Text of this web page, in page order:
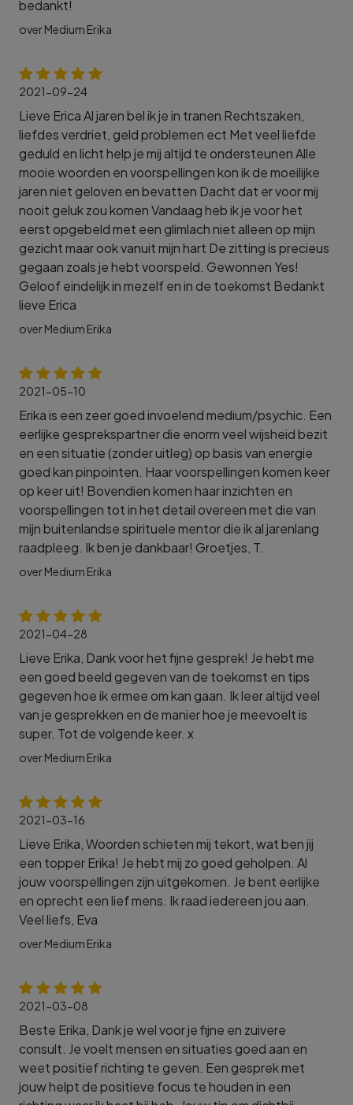
bedankt!
over Medium Erika
2021-09-24
Lieve Erica Al jaren bel ik je in tranen Rechtszaken,
liefdes verdriet, geld problemen ect Met veel liefde
geduld en licht help je mij altijd te ondersteunen Alle
mooie woorden en voorspellingen kon ik de moeilijke
jaren niet geloven en bevatten Dacht dat er voor mij
nooit geluk zou komen Vandaag heb ik je voor het
eerst opgebeld met een glimlach niet alleen op mijn
gezicht maar ook vanuit mijn hart De zitting is precieus
gegaan zoals je hebt voorspeld. Gewonnen Yes!
Geloof eindelijk in mezelf en in de toekomst Bedankt
lieve Erica
over Medium Erika
2021-05-10
Erika is een zeer goed invoelend medium/psychic. Een
eerlijke gesprekspartner die enorm veel wijsheid bezit
en een situatie (zonder uitleg) op basis van energie
goed kan pinpointen. Haar voorspellingen komen keer
op keer uit! Bovendien komen haar inzichten en
voorspellingen tot in het detail overeen met die van
mijn buitenlandse spirituele mentor die ik al jarenlang
raadpleeg. Ik ben je dankbaar! Groetjes, T.
over Medium Erika
2021-04-28
Lieve Erika, Dank voor het fijne gesprek! Je hebt me
een goed beeld gegeven van de toekomst en tips
gegeven hoe ik ermee om kan gaan. Ik leer altijd veel
van je gesprekken en de manier hoe je meevoelt is
super. Tot de volgende keer. x
over Medium Erika
2021-03-16
Lieve Erika, Woorden schieten mij tekort, wat ben jij
een topper Erika! Je hebt mij zo goed geholpen. Al
jouw voorspellingen zijn uitgekomen. Je bent eerlijke
en oprecht een lief mens. Ik raad iedereen jou aan.
Veel liefs, Eva
over Medium Erika
2021-03-08
Beste Erika, Dank je wel voor je fijne en zuivere
consult. Je voelt mensen en situaties goed aan en
weet positief richting te geven. Een gesprek met
jouw helpt de positieve focus te houden in een